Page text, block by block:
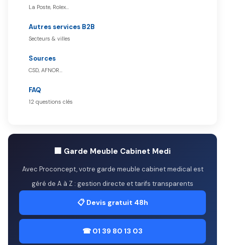
La Poste, Rolex…
Autres services B2B
Secteurs & villes
Sources
CSD, AFNOR…
FAQ
12 questions clés
🏢 Garde Meuble Cabinet Medi
Avec Proconcept, votre garde meuble cabinet medical est
géré de A à Z : gestion directe et tarifs transparents
📋 Devis gratuit 48h
☎ 01 39 80 13 03